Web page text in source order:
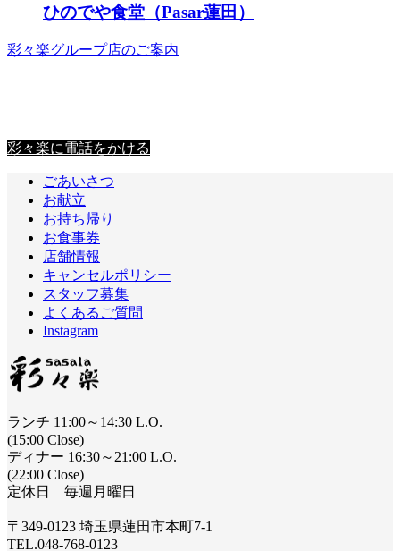
ひのでや食堂（Pasar蓮田）
彩々楽グループ店のご案内
彩々楽に電話をかける
ごあいさつ
お献立
お持ち帰り
お食事券
店舗情報
キャンセルポリシー
スタッフ募集
よくあるご質問
Instagram
ランチ 11:00～14:30 L.O.
(15:00 Close)
ディナー 16:30～21:00 L.O.
(22:00 Close)
定休日 毎週月曜日
〒349-0123 埼玉県蓮田市本町7-1
TEL.048-768-0123